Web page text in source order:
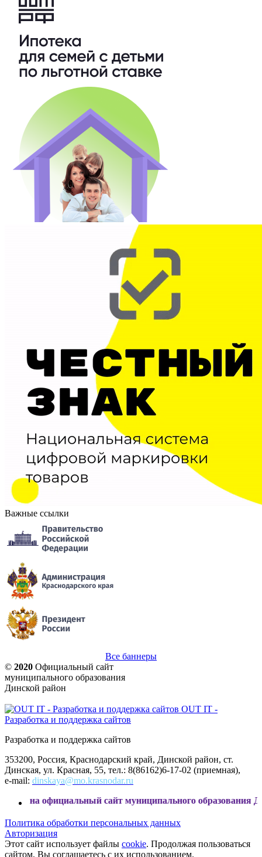
Важные ссылки
Все баннеры
© 2020 Официальный сайт
муниципального образования
Динской район
OUT IT -
Разработка и поддержка сайтов
Разработка и поддержка сайтов
353200, Россия, Краснодарский край, Динской район, ст.
Динская, ул. Красная, 55, тел.: 8(86162)6-17-02 (приемная),
e-mail: dinskaya@mo.krasnodar.ru
сайт муниципального образования Динской
Политика обработки персональных данных
Авторизация
Этот сайт использует файлы cookie. Продолжая пользоваться
сайтом, Вы соглашаетесь с их использованием.